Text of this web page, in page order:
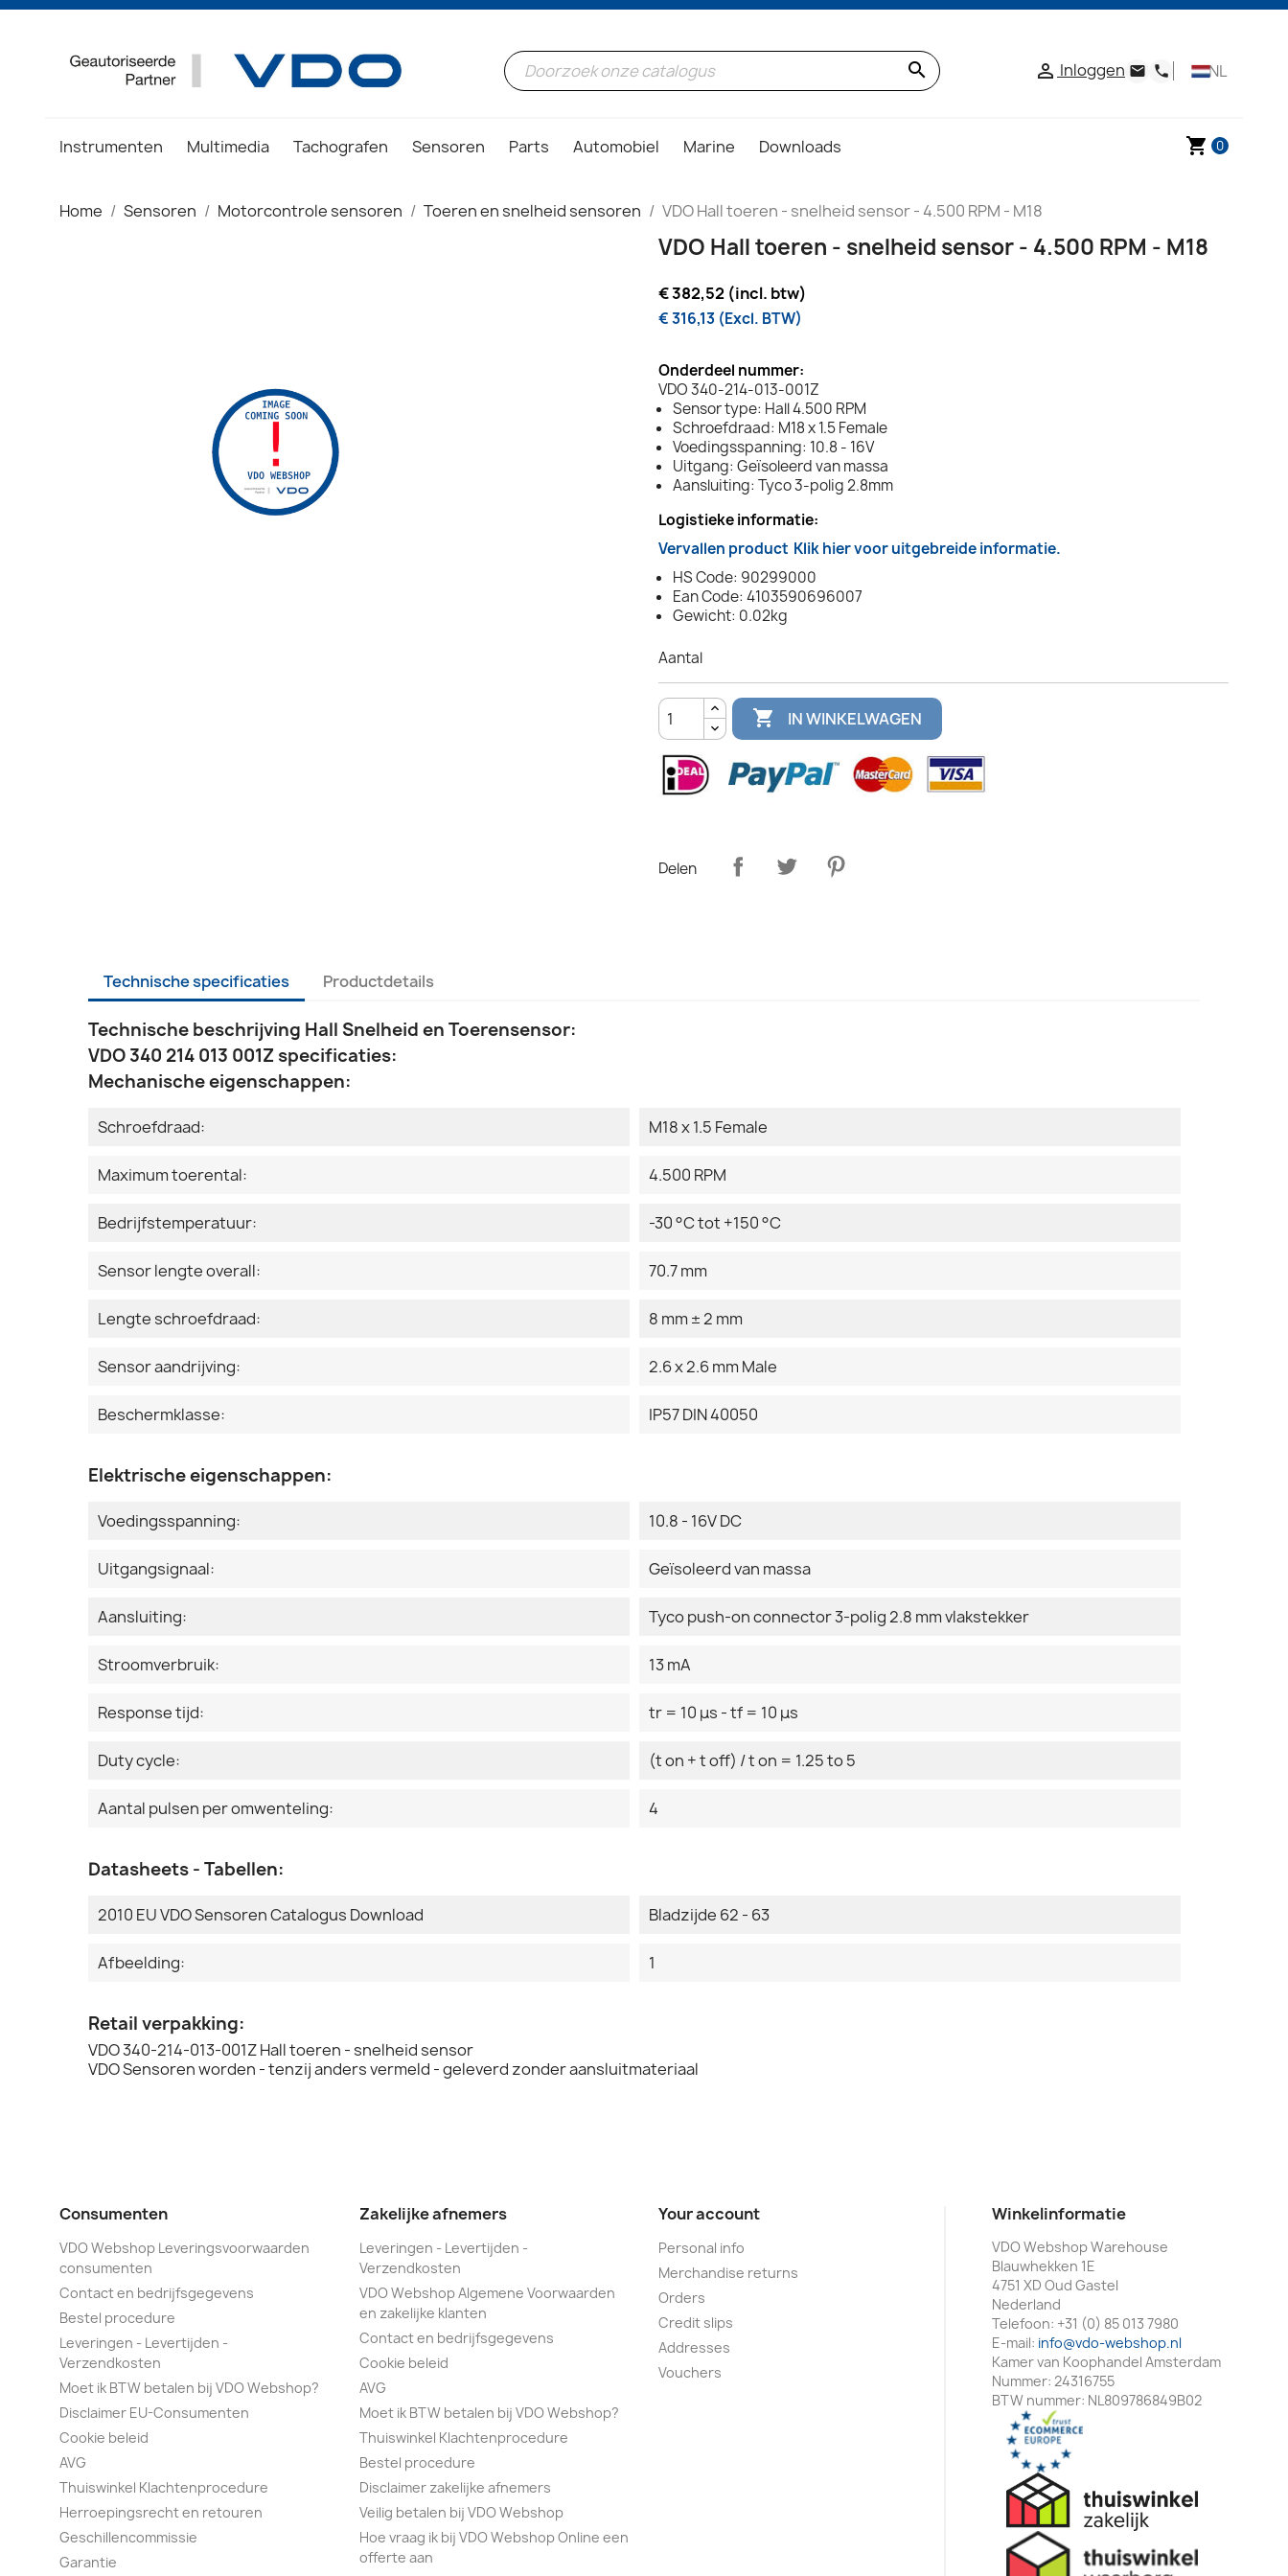
search  Inloggen email phone NL
Instrumenten Multimedia Tachografen Sensoren Parts Automobiel Marine Downloads shopping_cart 0
Home Sensoren Motorcontrole sensoren Toeren en snelheid sensoren VDO Hall toeren - snelheid sensor - 4.500 RPM - M18
VDO Hall toeren - snelheid sensor - 4.500 RPM - M18
€ 382,52 (incl. btw)
€ 316,13 (Excl. BTW)
Onderdeel nummer:
VDO 340-214-013-001Z
Sensor type: Hall 4.500 RPM
Schroefdraad: M18 x 1.5 Female
Voedingsspanning: 10.8 - 16V
Uitgang: Geïsoleerd van massa
Aansluiting: Tyco 3-polig 2.8mm
Logistieke informatie:
Vervallen product Klik hier voor uitgebreide informatie.
HS Code: 90299000
Ean Code: 4103590696007
Gewicht: 0.02kg
Aantal
 IN WINKELWAGEN
Delen
Technische specificaties Productdetails
Technische beschrijving Hall Snelheid en Toerensensor:
VDO 340 214 013 001Z specificaties:
Mechanische eigenschappen:
Schroefdraad: M18 x 1.5 Female
Maximum toerental: 4.500 RPM
Bedrijfstemperatuur: -30 °C tot +150 °C
Sensor lengte overall: 70.7 mm
Lengte schroefdraad: 8 mm ± 2 mm
Sensor aandrijving: 2.6 x 2.6 mm Male
Beschermklasse: IP57 DIN 40050
Elektrische eigenschappen:
Voedingsspanning: 10.8 - 16V DC
Uitgangsignaal: Geïsoleerd van massa
Aansluiting: Tyco push-on connector 3-polig 2.8 mm vlakstekker
Stroomverbruik: 13 mA
Response tijd: tr = 10 μs - tf = 10 μs
Duty cycle: (t on + t off) / t on = 1.25 to 5
Aantal pulsen per omwenteling: 4
Datasheets - Tabellen:
2010 EU VDO Sensoren Catalogus Download Bladzijde 62 - 63
Afbeelding: 1
Retail verpakking:
VDO 340-214-013-001Z Hall toeren - snelheid sensor
VDO Sensoren worden - tenzij anders vermeld - geleverd zonder aansluitmateriaal
Consumenten
VDO Webshop Leveringsvoorwaarden
consumenten
Contact en bedrijfsgegevens
Bestel procedure
Leveringen - Levertijden -
Verzendkosten
Moet ik BTW betalen bij VDO Webshop?
Disclaimer EU-Consumenten
Cookie beleid
AVG
Thuiswinkel Klachtenprocedure
Herroepingsrecht en retouren
Geschillencommissie
Garantie
Zakelijke afnemers
Leveringen - Levertijden -
Verzendkosten
VDO Webshop Algemene Voorwaarden
en zakelijke klanten
Contact en bedrijfsgegevens
Cookie beleid
AVG
Moet ik BTW betalen bij VDO Webshop?
Thuiswinkel Klachtenprocedure
Bestel procedure
Disclaimer zakelijke afnemers
Veilig betalen bij VDO Webshop
Hoe vraag ik bij VDO Webshop Online een
offerte aan
Your account
Personal info
Merchandise returns
Orders
Credit slips
Addresses
Vouchers
Winkelinformatie
VDO Webshop Warehouse
Blauwhekken 1E
4751 XD Oud Gastel
Nederland
Telefoon: +31 (0) 85 013 7980
E-mail: info@vdo-webshop.nl
Kamer van Koophandel Amsterdam
Nummer: 24316755
BTW nummer: NL809786849B02